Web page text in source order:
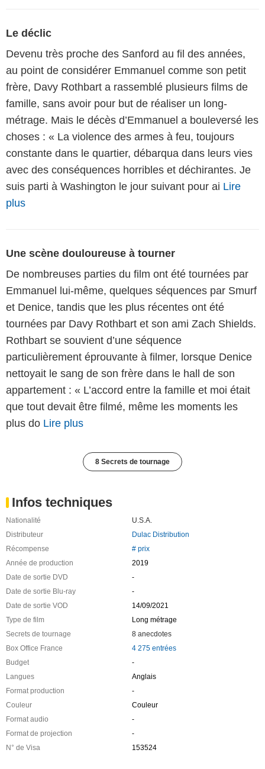
Le déclic
Devenu très proche des Sanford au fil des années,
au point de considérer Emmanuel comme son petit
frère, Davy Rothbart a rassemblé plusieurs films de
famille, sans avoir pour but de réaliser un long-
métrage. Mais le décès d’Emmanuel a bouleversé les
choses : « La violence des armes à feu, toujours
constante dans le quartier, débarqua dans leurs vies
avec des conséquences horribles et déchirantes. Je
suis parti à Washington le jour suivant pour ai Lire
plus
Une scène douloureuse à tourner
De nombreuses parties du film ont été tournées par
Emmanuel lui-même, quelques séquences par Smurf
et Denice, tandis que les plus récentes ont été
tournées par Davy Rothbart et son ami Zach Shields.
Rothbart se souvient d’une séquence
particulièrement éprouvante à filmer, lorsque Denice
nettoyait le sang de son frère dans le hall de son
appartement : « L’accord entre la famille et moi était
que tout devait être filmé, même les moments les
plus do Lire plus
8 Secrets de tournage
Infos techniques
Nationalité
U.S.A.
Distributeur
Dulac Distribution
Récompense
# prix
Année de production
2019
Date de sortie DVD
-
Date de sortie Blu-ray
-
Date de sortie VOD
14/09/2021
Type de film
Long métrage
Secrets de tournage
8 anecdotes
Box Office France
4 275 entrées
Budget
-
Langues
Anglais
Format production
-
Couleur
Couleur
Format audio
-
Format de projection
-
N° de Visa
153524